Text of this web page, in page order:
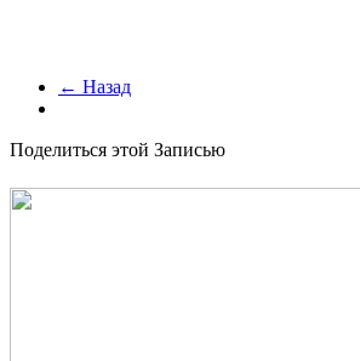
← Назад
Поделиться этой Записью